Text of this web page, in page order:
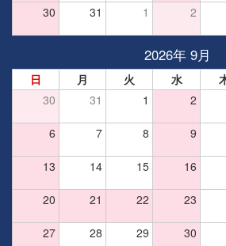
30 31 1 2
2026年 9月
日 月 火 水
30
31 1 2
6 7 8 9
13 14 15 16
20 21 22 23
27 28 29 30